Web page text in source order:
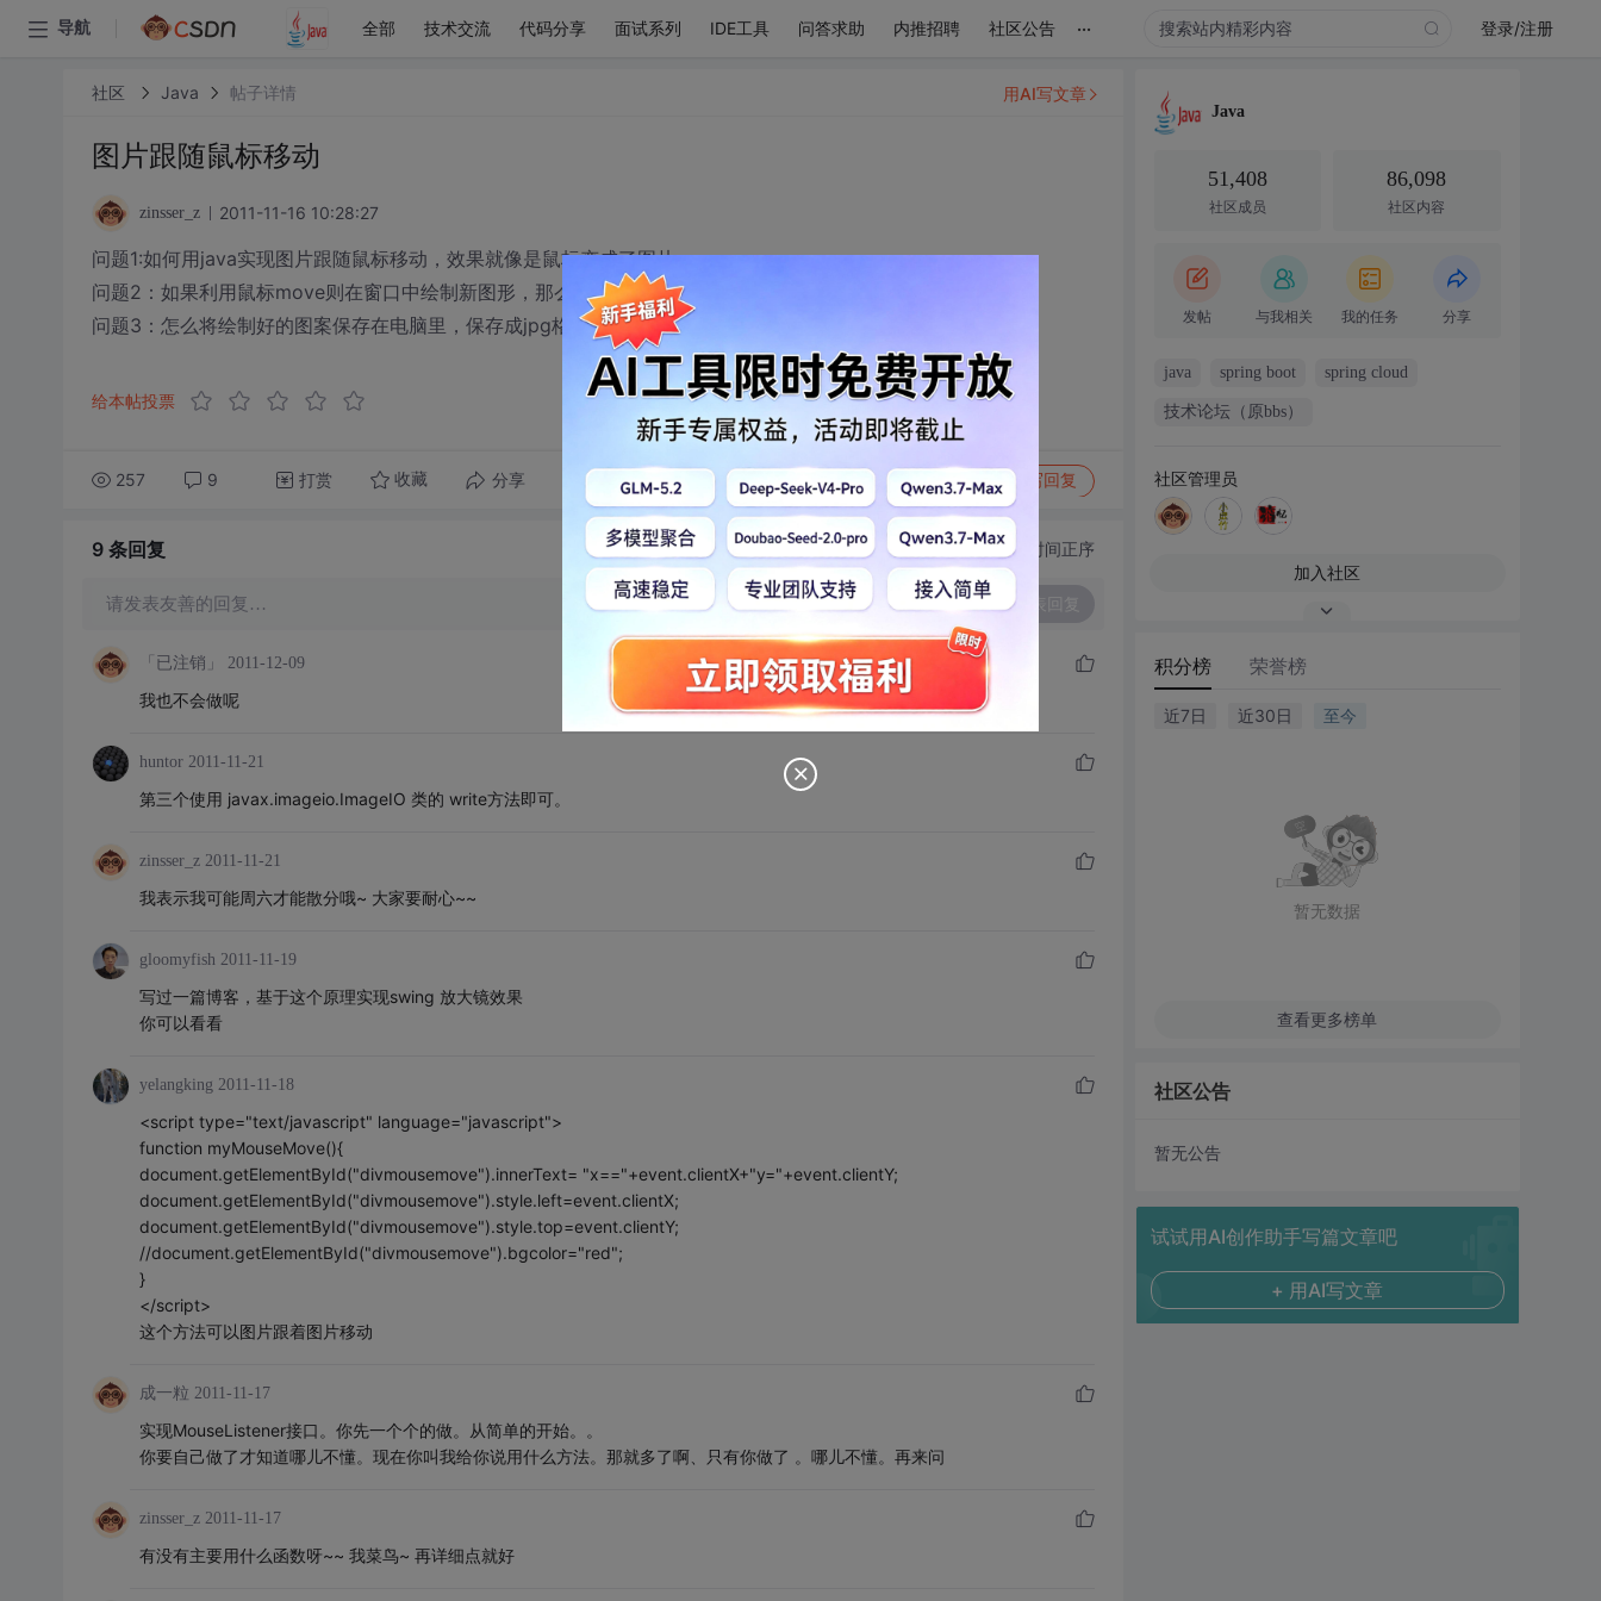
导航 全部 技术交流 代码分享 面试系列 IDE工具 问答求助 内推招聘 社区公告 ... 登录/注册
社区 Java 帖子详情
图片跟随鼠标移动
zinsser_z 2011-11-16 10:28:27
问题1:如何用java实现图片跟随鼠标移动，效果就像是鼠标变成了图片~
问题2：如果利用鼠标move则在窗口中绘制新图形，那么如果有背景的情况下（背景是个图片）怎么保留背景
问题3：怎么将绘制好的图案保存在电脑里，保存成jpg格式（或者其他格式都行）。
给本帖投票
257 9 打赏 收藏 分享 转发到动态 举报 写回复
用AI写文章
9 条回复 切换为时间正序
请发表友善的回复… 发表回复
「已注销」 2011-12-09
我也不会做呢
huntor 2011-11-21
第三个使用 javax.imageio.ImageIO 类的 write方法即可。
zinsser_z 2011-11-21
我表示我可能周六才能散分哦~ 大家要耐心~~
gloomyfish 2011-11-19
写过一篇博客，基于这个原理实现swing 放大镜效果
你可以看看
yelangking 2011-11-18
<script type="text/javascript" language="javascript">
function myMouseMove(){
document.getElementById("divmousemove").innerText= "x=="+event.clientX+"y="+event.clientY;
document.getElementById("divmousemove").style.left=event.clientX;
document.getElementById("divmousemove").style.top=event.clientY;
//document.getElementById("divmousemove").bgcolor="red";
}
</script>
这个方法可以图片跟着图片移动
成一粒 2011-11-17
实现MouseListener接口。你先一个个的做。从简单的开始。。
你要自己做了才知道哪儿不懂。现在你叫我给你说用什么方法。那就多了啊、只有你做了 。哪儿不懂。再来问
zinsser_z 2011-11-17
有没有主要用什么函数呀~~ 我菜鸟~ 再详细点就好
Java
51,408
社区成员
86,098
社区内容
发帖 与我相关 我的任务 分享
java spring boot spring cloud
技术论坛（原bbs）
社区管理员
加入社区
积分榜 荣誉榜
近7日 近30日 至今
暂无数据
查看更多榜单
社区公告
暂无公告
试试用AI创作助手写篇文章吧
+ 用AI写文章